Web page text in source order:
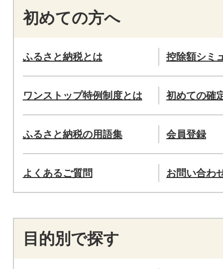
初めての方へ
ふるさと納税とは 控除額シミ
ワンストップ特例制度とは 初めての確
ふるさと納税の用語集 会員登録
よくあるご質問 お問い合わ
目的別で探す